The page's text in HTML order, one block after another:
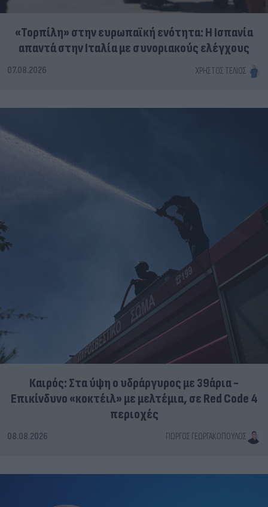
«Τορπίλη» στην ευρωπαϊκή ενότητα: Η Ισπανία
απαντά στην Ιταλία με συνοριακούς ελέγχους
07.08.2026 ΧΡΉΣΤΟΣ ΤΈΛΙΟΣ
Καιρός: Στα ύψη ο υδράργυρος με 39άρια -
Επικίνδυνο «κοκτέιλ» με μελτέμια, σε Red Code 4
περιοχές
08.08.2026 ΓΙΏΡΓΟΣ ΓΕΩΡΓΑΚΌΠΟΥΛΟΣ